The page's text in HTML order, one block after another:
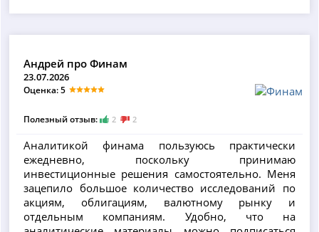
Андрей про Финам
23.07.2026
Оценка: 5
Полезный отзыв: 2 2
Аналитикой финама пользуюсь практически
ежедневно, поскольку принимаю
инвестиционные решения самостоятельно. Меня
зацепило большое количество исследований по
акциям, облигациям, валютному рынку и
отдельным компаниям. Удобно, что на